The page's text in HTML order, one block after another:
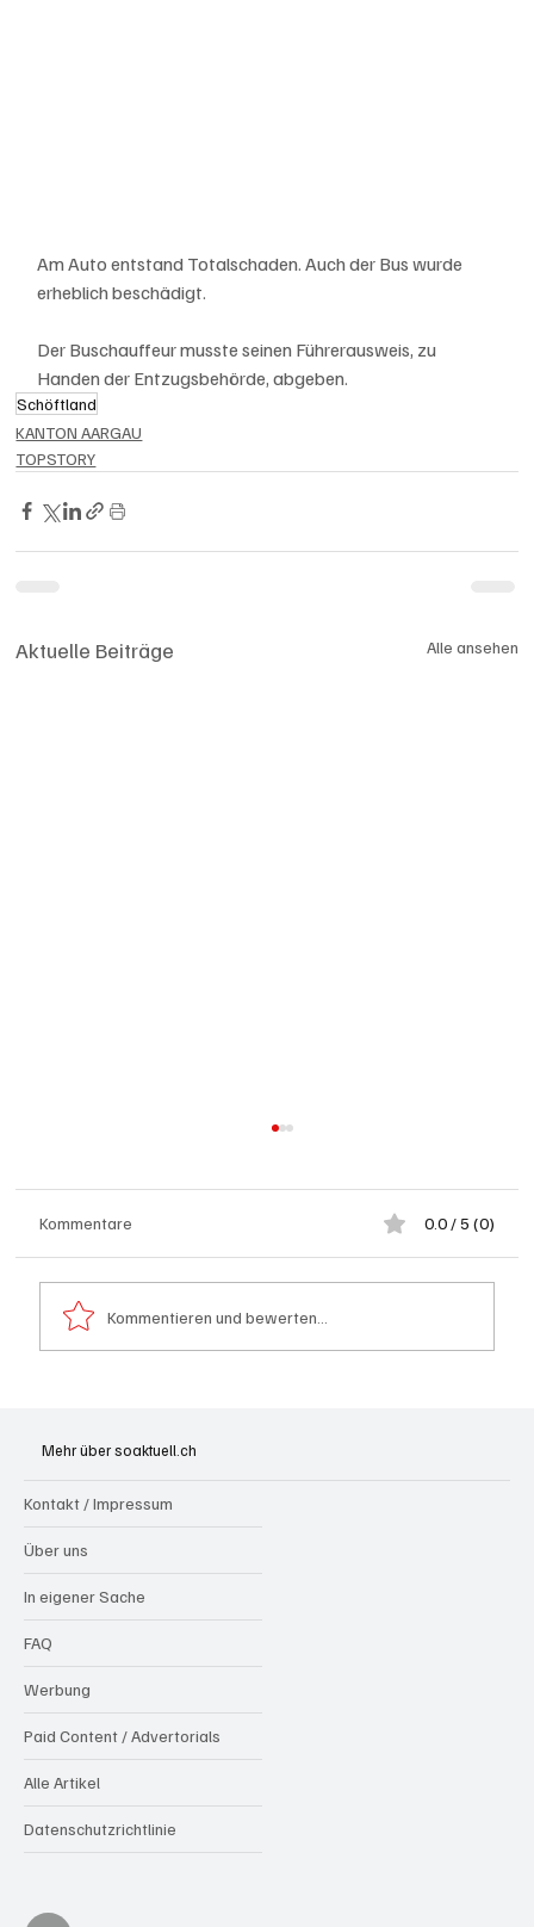
Am Auto entstand Totalschaden. Auch der Bus wurde
erheblich beschädigt.
Der Buschauffeur musste seinen Führerausweis, zu
Handen der Entzugsbehörde, abgeben.
Schöftland
KANTON AARGAU
TOPSTORY
Aktuelle Beiträge Alle ansehen
Kommentare 0.0 / 5 (0)
Kommentieren und bewerten...
Mehr über soaktuell.ch
Kontakt / Impressum
Über uns
In eigener Sache
FAQ
Werbung
Paid Content / Advertorials
Alle Artikel
Datenschutzrichtlinie